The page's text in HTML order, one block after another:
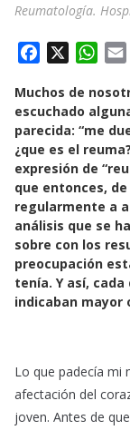
Reumatología.
c
e
b
o
o
k
W
a
t
s
A
p
p
i
l
Muchos de
escuchado
parecida: “me
¿que es el
expresión de
que entonces,
regularmente a
análisis que se
sobre con los
preocupación
tenía. Y así,
indicaban mayor
Lo que padecía mi
afectación del
joven. Antes de